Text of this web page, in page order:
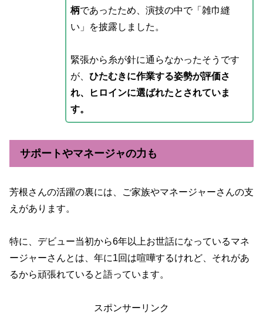
柄であったため、演技の中で「雑巾縫
い」を披露しました。
緊張から糸が針に通らなかったそうです
が、 ひたむきに作業する姿勢が評価さ
れ、ヒロインに選ばれたとされていま
す。
サポートやマネージャの力も
芳根さんの活躍の裏には、ご家族やマネージャーさんの支
えがあります。
特に、デビュー当初から6年以上お世話になっているマネ
ージャーさんとは、年に1回は喧嘩するけれど、それがあ
るから頑張れていると語っています。
スポンサーリンク